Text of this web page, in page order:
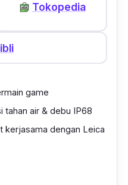
Tokopedia
game
tahan air & debu IP68
kerjasama dengan Leica